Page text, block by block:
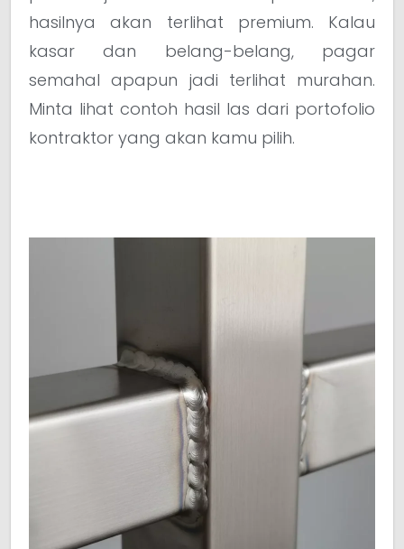
hasilnya akan terlihat premium. Kalau
kasar dan belang-belang, pagar
semahal apapun jadi terlihat murahan.
Minta lihat contoh hasil las dari portofolio
kontraktor yang akan kamu pilih.